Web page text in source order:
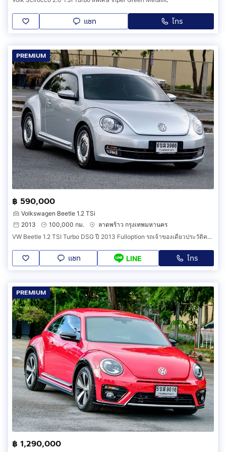
แชท โทร
PREMIUM
฿ 590,000
Volkswagen Beetle 1.2 TSi
2013
100,000 กม.
ลาดพร้าว กรุงเทพมหานคร
VW Beetle 1.2 TSI Turbo DSG ปี 2013 Fulloption รถเจ้าของเดียวประวัติครบพร้อมใช้เลยนะครับ
แชท LINE โทร
PREMIUM
฿ 1,290,000